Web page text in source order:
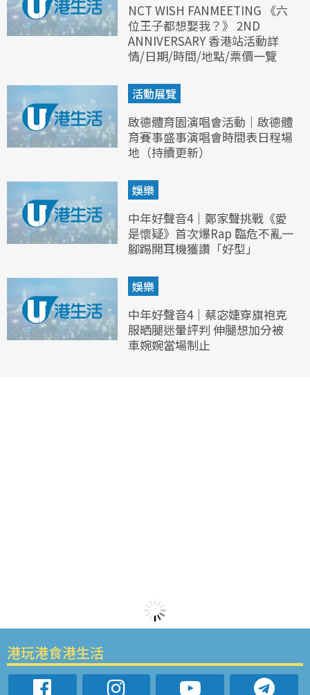
NCT WISH FANMEETING 《六
位王子都想娶我？》 2ND
ANNIVERSARY 香港站活動詳
情/日期/時間/地點/票價一覽
活動展覽
啟德體育園演唱會活動｜啟德體
育賽事盛事演唱會時間表日程場
地（持續更新）
娛樂
中年好聲音4｜鄭家聲挑戰《愛
是懷疑》首次爆Rap 臨危不亂一
腳踢開耳機獲讚「好型」
娛樂
中年好聲音4｜蔡宓婕穿旗袍克
服晒腿迷暈評判 伸腿想加分被
車婉婉當場制止
港玩港食港生活